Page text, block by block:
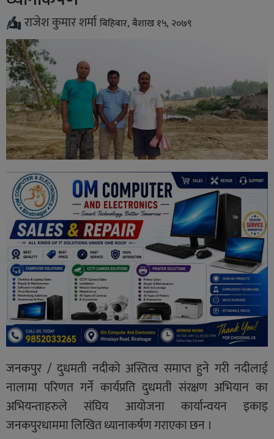
राजेश कुमार शर्माबिहिबार, बैशाख १५, २०७९
जनकपुर / दुधमती नदीको अस्तित्व समाप्त हुने गरी नदीलाई
नालामा परिणत गर्ने कार्यप्रति दुधमती संरक्षण अभियान का
अभियन्ताहरुले संघिय आयोजना कार्यान्वयन इकाइ
जनकपुरधाममा लिखित ध्यानाकर्षण गराएका छन ।